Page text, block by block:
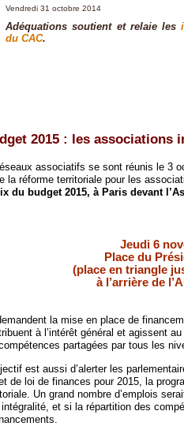
Vendredi 31 octobre 2014
Adéquations soutient et relaie les
du CAC.
2015 : les associations
associatifs se sont réunis le 3
la réforme territoriale pour les
du budget 2015, à Paris devant
Jeudi 6
Place du
(place en triangle
à l’arrière de
la mise en place de
à l’intérêt général et agissent
partagées par tous les
est aussi d’alerter les
de loi de finances pour 2015, la
Un grand nombre d’emplois
et si la répartition des